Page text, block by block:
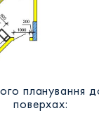
планування
поверхах: